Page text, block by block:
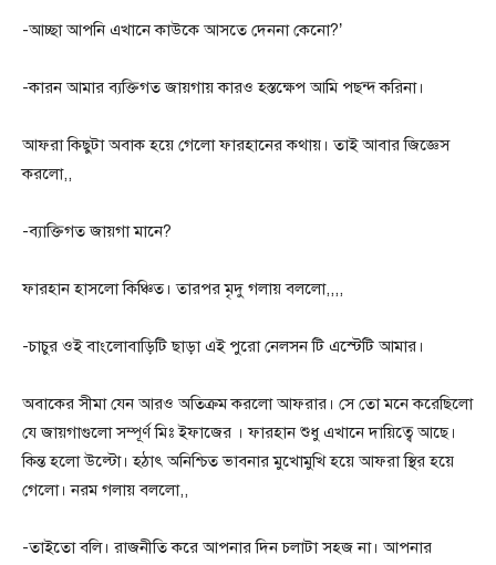
-আচ্ছা আপনি এখানে কাউকে আসতে দেননা কেনো?’
-কারন আমার ব্যক্তিগত জায়গায় কারও হস্তক্ষেপ আমি পছন্দ করিনা।
আফরা কিছুটা অবাক হয়ে গেলো ফারহানের কথায়। তাই আবার জিজ্ঞেস
করলো,,
-ব্যাক্তিগত জায়গা মানে?
ফারহান হাসলো কিঞ্চিত। তারপর মৃদু গলায় বললো,,,,
-চাচুর ওই বাংলোবাড়িটি ছাড়া এই পুরো নেলসন টি এস্টেটি আমার।
অবাকের সীমা যেন আরও অতিক্রম করলো আফরার। সে তো মনে করেছিলো
যে জায়গাগুলো সম্পূর্ণ মিঃ ইফাজের । ফারহান শুধু এখানে দায়িত্বে আছে।
কিন্ত হলো উল্টো। হঠাৎ অনিশ্চিত ভাবনার মুখোমুখি হয়ে আফরা স্থির হয়ে
গেলো। নরম গলায় বললো,,
-তাইতো বলি। রাজনীতি করে আপনার দিন চলাটা সহজ না। আপনার